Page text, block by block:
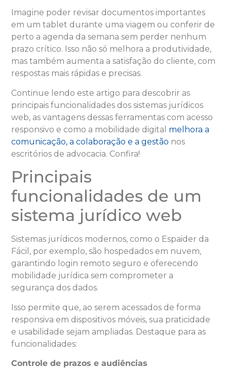
Imagine poder revisar documentos importantes
em um tablet durante uma viagem ou conferir de
perto a agenda da semana sem perder nenhum
prazo crítico. Isso não só melhora a produtividade,
mas também aumenta a satisfação do cliente, com
respostas mais rápidas e precisas.
Continue lendo este artigo para descobrir as
principais funcionalidades dos sistemas jurídicos
web, as vantagens dessas ferramentas com acesso
responsivo e como a mobilidade digital melhora a
comunicação, a colaboração e a gestão nos
escritórios de advocacia. Confira!
Principais
funcionalidades de um
sistema jurídico web
Sistemas jurídicos modernos, como o Espaider da
Fácil, por exemplo, são hospedados em nuvem,
garantindo login remoto seguro e oferecendo
mobilidade jurídica sem comprometer a
segurança dos dados.
Isso permite que, ao serem acessados de forma
responsiva em dispositivos móveis, sua praticidade
e usabilidade sejam ampliadas. Destaque para as
funcionalidades:
Controle de prazos e audiências